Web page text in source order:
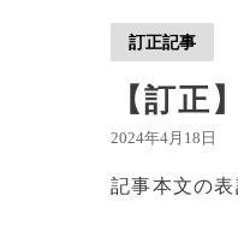
訂正記事
【訂正
2024年4月18日
記事本文の